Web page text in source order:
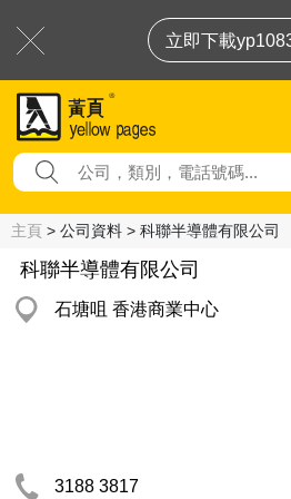
立即下載
主頁 > 公司資料 > 科聯半導體有限公司
科聯半導體有限公司
石塘咀 香港商業中心
3188 3817